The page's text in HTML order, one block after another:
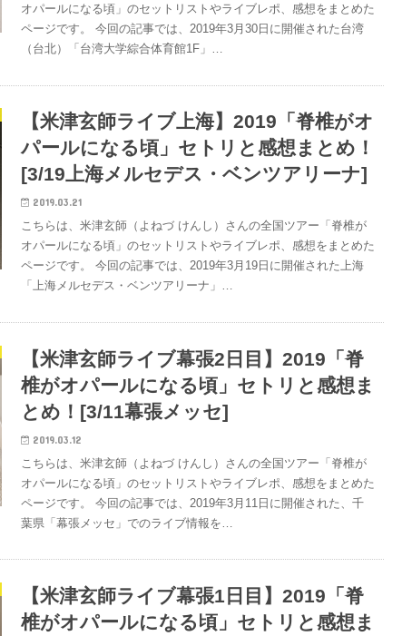
オパールになる頃」のセットリストやライブレポ、感想をまとめた
ページです。 今回の記事では、2019年3月30日に開催された台湾
（台北）「台湾大学綜合体育館1F」…
【米津玄師ライブ上海】2019「脊椎がオ
パールになる頃」セトリと感想まとめ！
[3/19上海メルセデス・ベンツアリーナ]
2019.03.21
こちらは、米津玄師（よねづ けんし）さんの全国ツアー「脊椎が
オパールになる頃」のセットリストやライブレポ、感想をまとめた
ページです。 今回の記事では、2019年3月19日に開催された上海
「上海メルセデス・ベンツアリーナ」…
【米津玄師ライブ幕張2日目】2019「脊
椎がオパールになる頃」セトリと感想ま
とめ！[3/11幕張メッセ]
2019.03.12
こちらは、米津玄師（よねづ けんし）さんの全国ツアー「脊椎が
オパールになる頃」のセットリストやライブレポ、感想をまとめた
ページです。 今回の記事では、2019年3月11日に開催された、千
葉県「幕張メッセ」でのライブ情報を…
【米津玄師ライブ幕張1日目】2019「脊
椎がオパールになる頃」セトリと感想ま